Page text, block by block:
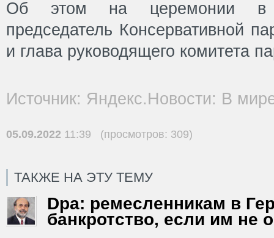
Об этом на церемонии в
председатель Консервативной
и глава руководящего комитета
Источник: Яндекс.Новости: В
05.09.2022 11:39 (просмотров: 309)
ТАКЖЕ НА ЭТУ ТЕМУ
Dpa: ремесленникам в
банкротство, если им не